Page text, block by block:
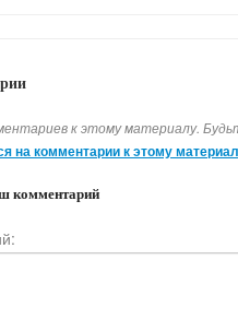
к этому материалу.
на комментарии к этому
комментарий